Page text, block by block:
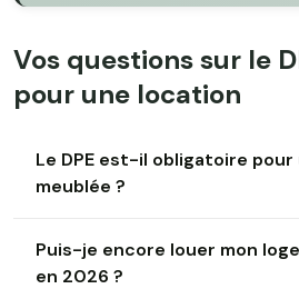
Vos questions sur le
pour une location
Le DPE est-il obligatoire
meublée ?
Puis-je encore louer mon
en 2026 ?